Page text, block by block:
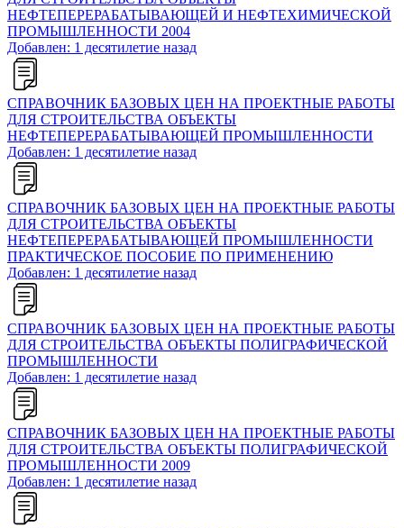
НЕФТЕПЕРЕРАБАТЫВАЮЩЕЙ И НЕФТЕХИМИЧЕСКОЙ
ПРОМЫШЛЕННОСТИ 2004
Добавлен: 1 десятилетие назад
СПРАВОЧНИК БАЗОВЫХ ЦЕН НА ПРОЕКТНЫЕ РАБОТЫ
ДЛЯ СТРОИТЕЛЬСТВА ОБЪЕКТЫ
НЕФТЕПЕРЕРАБАТЫВАЮЩЕЙ ПРОМЫШЛЕННОСТИ
Добавлен: 1 десятилетие назад
СПРАВОЧНИК БАЗОВЫХ ЦЕН НА ПРОЕКТНЫЕ РАБОТЫ
ДЛЯ СТРОИТЕЛЬСТВА ОБЪЕКТЫ
НЕФТЕПЕРЕРАБАТЫВАЮЩЕЙ ПРОМЫШЛЕННОСТИ
ПРАКТИЧЕСКОЕ ПОСОБИЕ ПО ПРИМЕНЕНИЮ
Добавлен: 1 десятилетие назад
СПРАВОЧНИК БАЗОВЫХ ЦЕН НА ПРОЕКТНЫЕ РАБОТЫ
ДЛЯ СТРОИТЕЛЬСТВА ОБЪЕКТЫ ПОЛИГРАФИЧЕСКОЙ
ПРОМЫШЛЕННОСТИ
Добавлен: 1 десятилетие назад
СПРАВОЧНИК БАЗОВЫХ ЦЕН НА ПРОЕКТНЫЕ РАБОТЫ
ДЛЯ СТРОИТЕЛЬСТВА ОБЪЕКТЫ ПОЛИГРАФИЧЕСКОЙ
ПРОМЫШЛЕННОСТИ 2009
Добавлен: 1 десятилетие назад